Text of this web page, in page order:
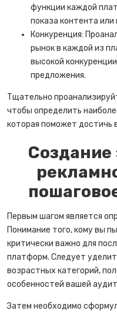
функции каждой
показа контента
Конкуренция:
рынок в каждой из
высокой
предложения.
Тщательно
чтобы определить
которая поможет достичь
Первым шагом является
Понимание того, кому вы
критически важно для
платформ. Следует
возрастных категорий,
особенностей вашей
Затем необходимо